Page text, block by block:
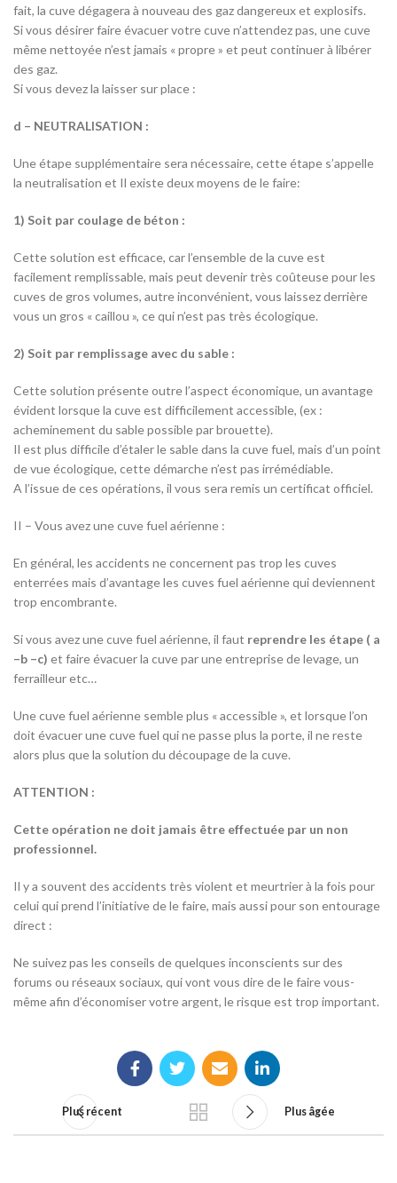
fait, la cuve dégagera à nouveau des gaz dangereux et explosifs.
Si vous désirer faire évacuer votre cuve n’attendez pas, une cuve
même nettoyée n’est jamais « propre » et peut continuer à libérer
des gaz.
Si vous devez la laisser sur place :
d – NEUTRALISATION :
Une étape supplémentaire sera nécessaire, cette étape s’appelle
la neutralisation et Il existe deux moyens de le faire:
1) Soit par coulage de béton :
Cette solution est efficace, car l’ensemble de la cuve est
facilement remplissable, mais peut devenir très coûteuse pour les
cuves de gros volumes, autre inconvénient, vous laissez derrière
vous un gros « caillou », ce qui n’est pas très écologique.
2) Soit par remplissage avec du sable :
Cette solution présente outre l’aspect économique, un avantage
évident lorsque la cuve est difficilement accessible, (ex :
acheminement du sable possible par brouette).
Il est plus difficile d’étaler le sable dans la cuve fuel, mais d’un point
de vue écologique, cette démarche n’est pas irrémédiable.
A l’issue de ces opérations, il vous sera remis un certificat officiel.
II – Vous avez une cuve fuel aérienne :
En général, les accidents ne concernent pas trop les cuves
enterrées mais d’avantage les cuves fuel aérienne qui deviennent
trop encombrante.
Si vous avez une cuve fuel aérienne, il faut reprendre les étape ( a
–b –c) et faire évacuer la cuve par une entreprise de levage, un
ferrailleur etc…
Une cuve fuel aérienne semble plus « accessible », et lorsque l’on
doit évacuer une cuve fuel qui ne passe plus la porte, il ne reste
alors plus que la solution du découpage de la cuve.
ATTENTION :
Cette opération ne doit jamais être effectuée par un non
professionnel.
Il y a souvent des accidents très violent et meurtrier à la fois pour
celui qui prend l’initiative de le faire, mais aussi pour son entourage
direct :
Ne suivez pas les conseils de quelques inconscients sur des
forums ou réseaux sociaux, qui vont vous dire de le faire vous-
même afin d’économiser votre argent, le risque est trop important.
Plus récent Plus âgée